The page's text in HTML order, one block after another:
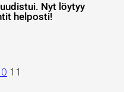
Nyt löytyy
helposti!
11